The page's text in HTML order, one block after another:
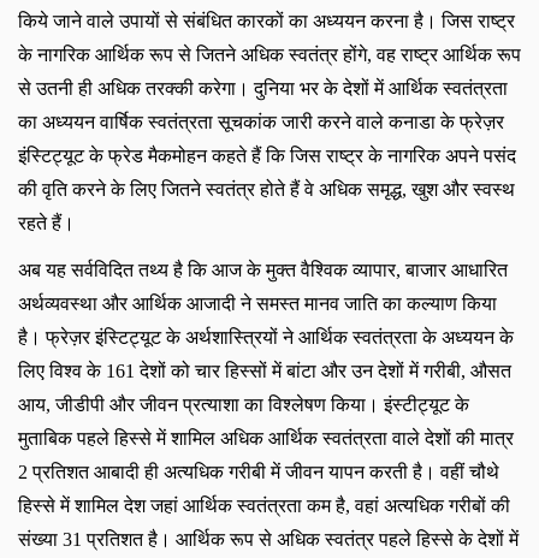
किये जाने वाले उपायों से संबंधित कारकों का अध्ययन करना है। जिस राष्ट्र
के नागरिक आर्थिक रूप से जितने अधिक स्वतंत्र होंगे, वह राष्ट्र आर्थिक रूप
से उतनी ही अधिक तरक्की करेगा। दुनिया भर के देशों में आर्थिक स्वतंत्रता
का अध्ययन वार्षिक स्वतंत्रता सूचकांक जारी करने वाले कनाडा के फ्रेज़र
इंस्टिट्यूट के फ्रेड मैकमोहन कहते हैं कि जिस राष्ट्र के नागरिक अपने पसंद
की वृति करने के लिए जितने स्वतंत्र होते हैं वे अधिक समृद्ध, खुश और स्वस्थ
रहते हैं।
अब यह सर्वविदित तथ्य है कि आज के मुक्त वैश्विक व्यापार, बाजार आधारित
अर्थव्यवस्था और आर्थिक आजादी ने समस्त मानव जाति का कल्याण किया
है। फ्रेज़र इंस्टिट्यूट के अर्थशास्त्रियों ने आर्थिक स्वतंत्रता के अध्ययन के
लिए विश्व के 161 देशों को चार हिस्सों में बांटा और उन देशों में गरीबी, औसत
आय, जीडीपी और जीवन प्रत्याशा का विश्लेषण किया। इंस्टीट्यूट के
मुताबिक पहले हिस्से में शामिल अधिक आर्थिक स्वतंत्रता वाले देशों की मात्र
2 प्रतिशत आबादी ही अत्यधिक गरीबी में जीवन यापन करती है। वहीं चौथे
हिस्से में शामिल देश जहां आर्थिक स्वतंत्रता कम है, वहां अत्यधिक गरीबों की
संख्या 31 प्रतिशत है। आर्थिक रूप से अधिक स्वतंत्र पहले हिस्से के देशों में